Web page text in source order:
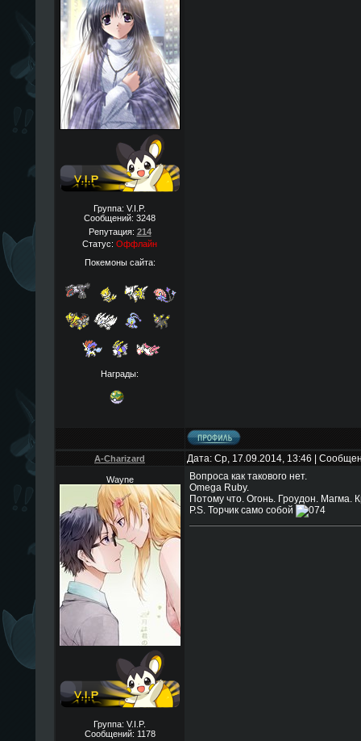
Группа: V.I.P.
Сообщений: 3248
Репутация: 214
Статус: Оффлайн
Покемоны сайта:
Награды:
A-Charizard Дата: Ср, 17.09.2014, 13:46 |
Wayne
Группа: V.I.P.
Сообщений: 1178
Вопроса как такового нет.
Omega Ruby.
Потому что. Огонь. Гроудон. Магма.
P.S. Торчик само собой